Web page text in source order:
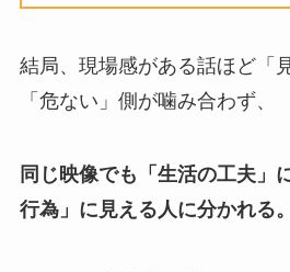
結局、現場感がある話ほど「
「危ない」側が噛み合わず、
同じ映像でも「生活の工夫」
行為」に見える人に分かれる。